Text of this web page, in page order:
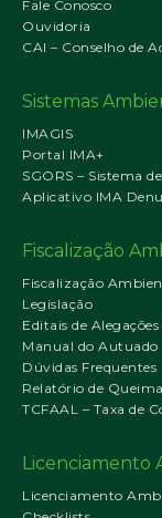
Fale Conosco
Ouvidoria
CAI – Conselho de
Sistemas
IMAGIS
Portal IMA+
SGORS – Sistema
Aplicativo IMA
Fiscalização
Fiscalização
Legislação
Editais de
Manual do Autuado
Dúvidas Frequentes
Relatório de
TCFAAL – Taxa de
Licenciamento
Licenciamento